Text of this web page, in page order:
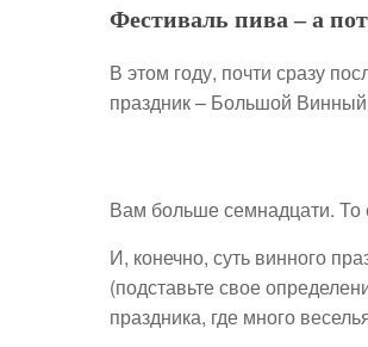
Фестиваль пива – а
В этом году, почти сразу
праздник – Большой Винный
Вам больше семнадцати. То
И, конечно, суть винного
(подставьте свое
праздника, где много